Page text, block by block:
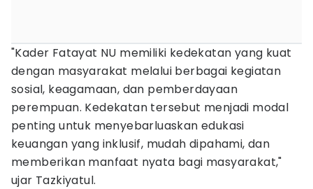
"Kader Fatayat NU memiliki kedekatan yang kuat
dengan masyarakat melalui berbagai kegiatan
sosial, keagamaan, dan pemberdayaan
perempuan. Kedekatan tersebut menjadi modal
penting untuk menyebarluaskan edukasi
keuangan yang inklusif, mudah dipahami, dan
memberikan manfaat nyata bagi masyarakat,"
ujar Tazkiyatul.